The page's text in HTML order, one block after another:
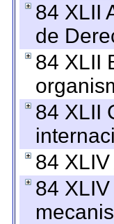
84 XLII
de
84 XLII
84 XLII
84
84